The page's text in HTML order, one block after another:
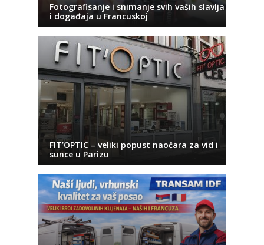
Fotografisanje i snimanje svih vaših slavlja
i događaja u Francuskoj
FIT’OPTIC – veliki popust naočara za vid i
sunce u Parizu